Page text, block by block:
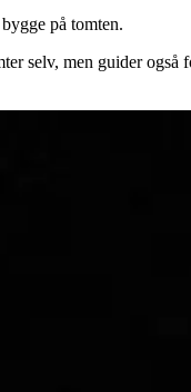
på tomten.
selv, men guider også